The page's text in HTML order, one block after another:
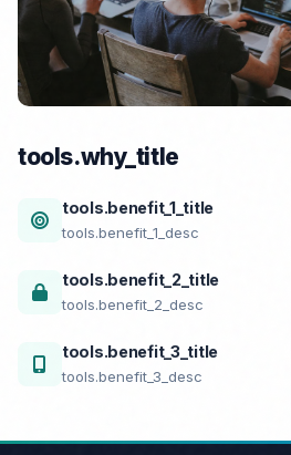
tools.why_title
tools.benefit_1_title
tools.benefit_1_desc
tools.benefit_2_title
tools.benefit_2_desc
tools.benefit_3_title
tools.benefit_3_desc